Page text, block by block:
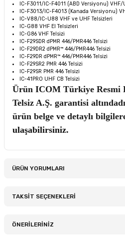
IC-F3011/IC-F4011 (ABD Versiyonu) VHF/
IC-F3013/IC-F4013 (Kanada Versiyonu)
IC-V88/IC-U88 VHF ve UHF Telsizleri
IC-G88 VHF El Telsizleri
IC-G86 VHF Telsizi
IC-F29SDR dPMR 446/PMR446 Telsizi
IC-F29DR2 dPMR™ 446/PMR446 Telsizi
IC-F29DR dPMR™ 446/PMR446 Telsizi
IC-F29SR2 PMR 446 Telsizi
IC-F29SR PMR 446 Telsizi
IC-41PRO UHF CB Telsizi
Ürün ICOM Türkiye Resmi
Telsiz A.Ş. garantisi
ürün belge ve detaylı
ulaşabilirsiniz.
ÜRÜN YORUMLARI
TAKSİT SEÇENEKLERİ
ÖNERİLERİNİZ